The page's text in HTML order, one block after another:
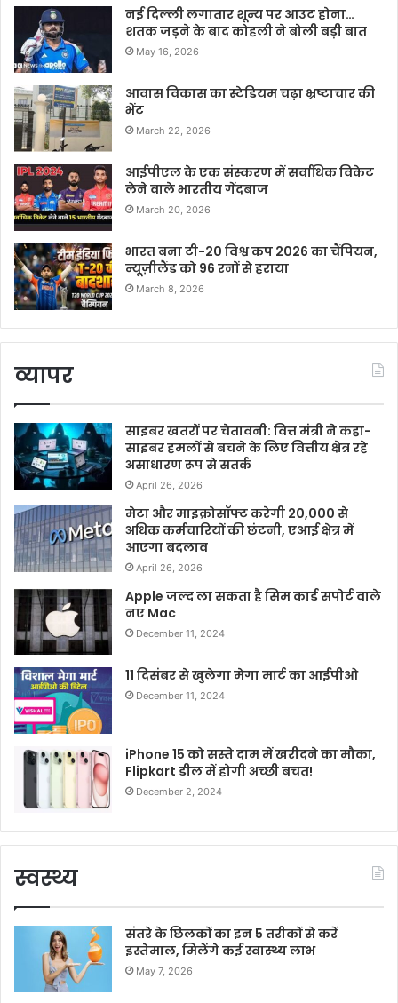
नई दिल्ली लगातार शून्य पर आउट होना…
शतक जड़ने के बाद कोहली ने बोली बड़ी बात
May 16, 2026
आवास विकास का स्टेडियम चढ़ा भ्रष्टाचार की
भेंट
March 22, 2026
आईपीएल के एक संस्करण में सर्वाधिक विकेट
लेने वाले भारतीय गेंदबाज
March 20, 2026
भारत बना टी-20 विश्व कप 2026 का चैंपियन,
न्यूज़ीलैंड को 96 रनों से हराया
March 8, 2026
व्यापर
साइबर खतरों पर चेतावनी: वित्त मंत्री ने कहा-
साइबर हमलों से बचने के लिए वित्तीय क्षेत्र रहे
असाधारण रूप से सतर्क
April 26, 2026
मेटा और माइक्रोसॉफ्ट करेगी 20,000 से
अधिक कर्मचारियों की छंटनी, एआई क्षेत्र में
आएगा बदलाव
April 26, 2026
Apple जल्द ला सकता है सिम कार्ड सपोर्ट वाले
नए Mac
December 11, 2024
11 दिसंबर से खुलेगा मेगा मार्ट का आईपीओ
December 11, 2024
iPhone 15 को सस्ते दाम में खरीदने का मौका,
Flipkart डील में होगी अच्छी बचत!
December 2, 2024
स्वस्थ्य
संतरे के छिलकों का इन 5 तरीकों से करें
इस्तेमाल, मिलेंगे कई स्वास्थ्य लाभ
May 7, 2026